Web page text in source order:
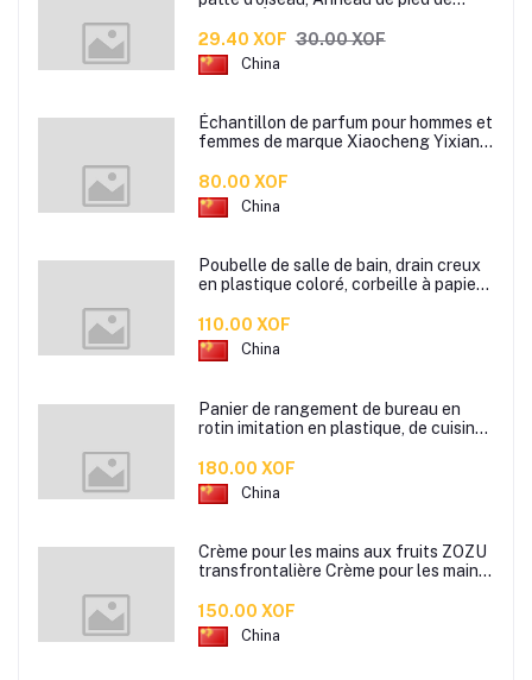
pour oiseaux
29.40 XOF 30.00 XOF
China
Échantillon de parfum pour hommes et
femmes de marque Xiaocheng Yixiang
80.00 XOF
China
Poubelle de salle de bain, drain creux
en plastique coloré, corbeille à papier
110.00 XOF
China
Panier de rangement de bureau en
rotin imitation en plastique, de cuisine
de rangement de salle de bain
180.00 XOF
China
Crème pour les mains aux fruits ZOZU
transfrontalière Crème pour les mains
80g
150.00 XOF
China